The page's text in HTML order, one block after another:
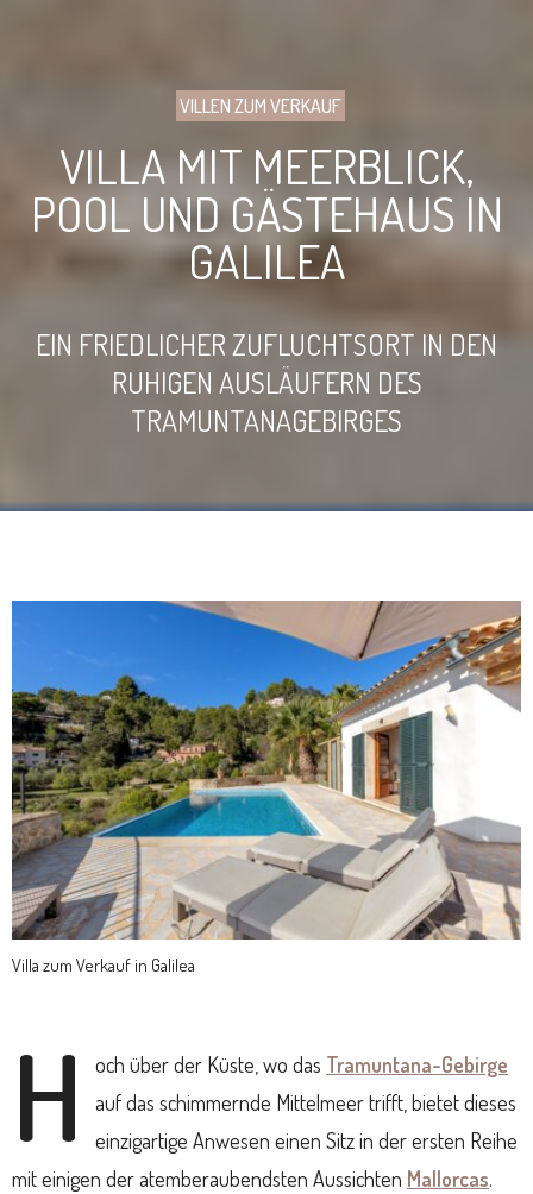
VILLEN ZUM VERKAUF
VILLA MIT MEERBLICK,
POOL UND GÄSTEHAUS IN
GALILEA
EIN FRIEDLICHER ZUFLUCHTSORT IN DEN
RUHIGEN AUSLÄUFERN DES
TRAMUNTANAGEBIRGES
Villa zum Verkauf in Galilea
H och über der Küste, wo das Tramuntana-Gebirge
auf das schimmernde Mittelmeer trifft, bietet dieses
einzigartige Anwesen einen Sitz in der ersten Reihe
mit einigen der atemberaubendsten Aussichten Mallorcas.